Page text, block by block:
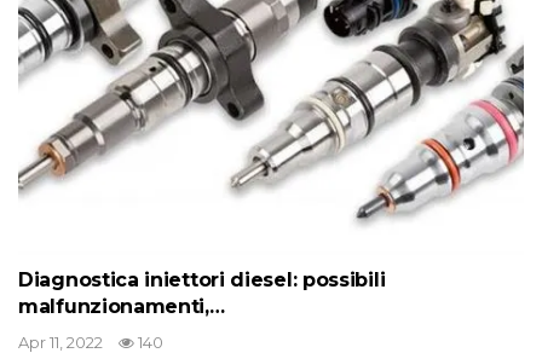
Diagnostica iniettori diesel: possibili
malfunzionamenti,…
Apr 11, 2022 140